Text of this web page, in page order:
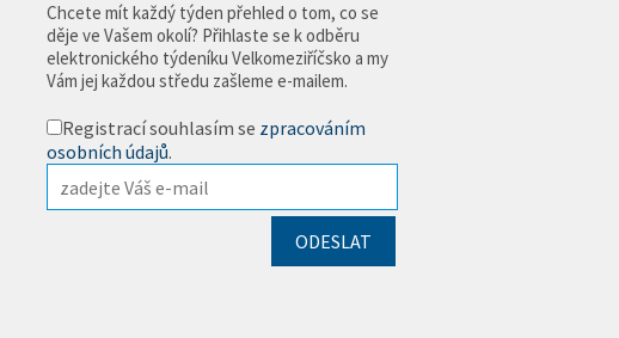
Chcete mít každý týden přehled o tom, co se
děje ve Vašem okolí? Přihlaste se k odběru
elektronického týdeníku Velkomeziříčsko a my
Vám jej každou středu zašleme e-mailem.
Registrací souhlasím se zpracováním
osobních údajů.